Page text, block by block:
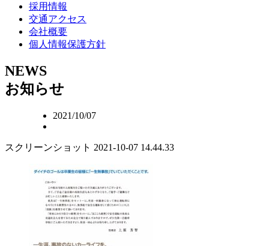
採用情報
交通アクセス
会社概要
個人情報保護方針
NEWS
お知らせ
2021/10/07
スクリーンショット 2021-10-07 14.44.33